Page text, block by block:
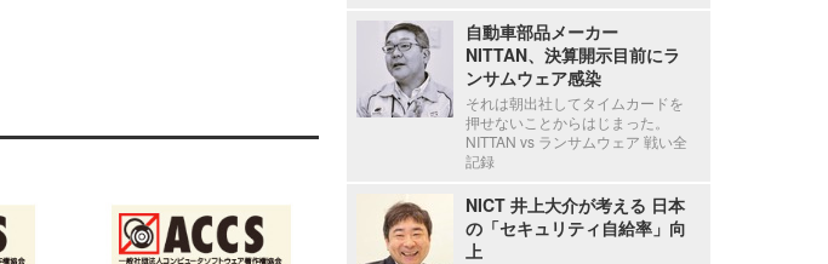
自動車部品メーカー
NITTAN、決算開示目前にラ
ンサムウェア感染
それは朝出社してタイムカードを
押せないことからはじまった。
NITTAN vs ランサムウェア 戦い全
記録
NICT 井上大介が考える 日本
の「セキュリティ自給率」向
上